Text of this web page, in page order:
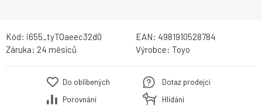
Kód: i655_tyTOaeec32d0 EAN: 4981910528784
Záruka: 24 měsíců Výrobce: Toyo
Do oblíbených
Porovnání
Dotaz prodejci
Hlídání